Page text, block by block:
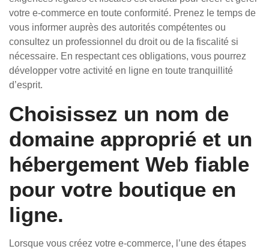
votre e-commerce en toute conformité. Prenez le temps de
vous informer auprès des autorités compétentes ou
consultez un professionnel du droit ou de la fiscalité si
nécessaire. En respectant ces obligations, vous pourrez
développer votre activité en ligne en toute tranquillité
d’esprit.
Choisissez un nom de
domaine approprié et un
hébergement Web fiable
pour votre boutique en
ligne.
Lorsque vous créez votre e-commerce, l’une des étapes